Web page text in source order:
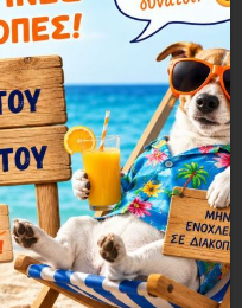
Πορτοκαλί Βερνίκι για Πλακέτες PCB
1,81€
1 ΕΩΣ 3 ΗΜΕΡΕΣ